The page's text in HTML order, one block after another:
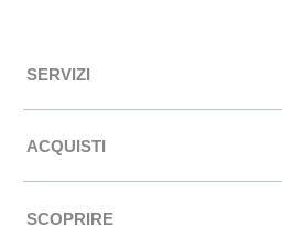
SERVIZI
ACQUISTI
SCOPRIRE